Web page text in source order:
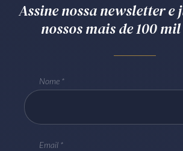
Assine nossa newsletter e
nossos mais de 100
Nome
Email